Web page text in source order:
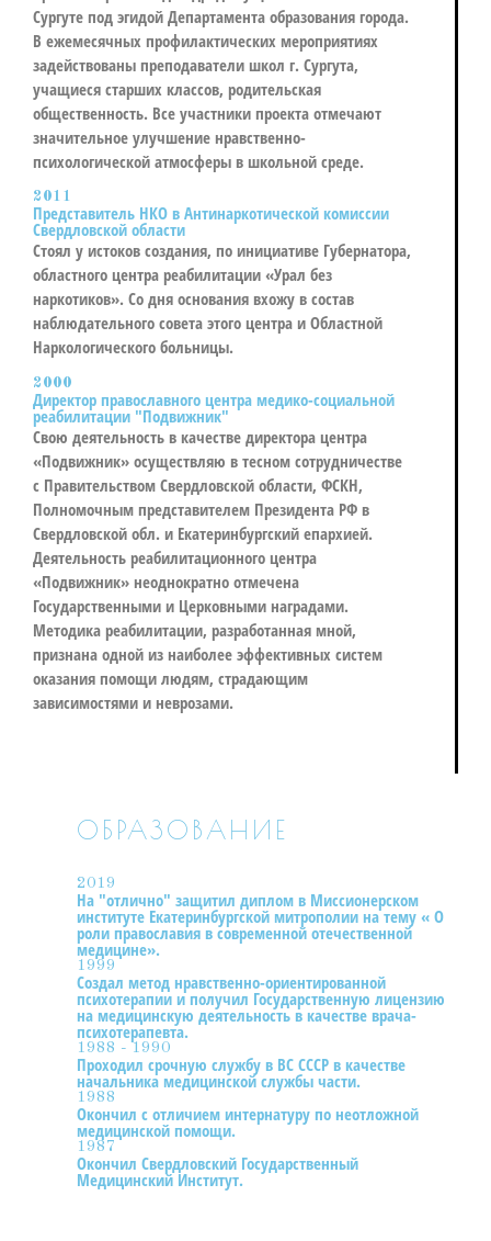
Сургуте под эгидой Департамента образования города.
В ежемесячных профилактических мероприятиях
задействованы преподаватели школ г. Сургута,
учащиеся старших классов, родительская
общественность. Все участники проекта отмечают
значительное улучшение нравственно-
психологической атмосферы в школьной среде.
2011
Представитель НКО в Антинаркотической комиссии
Свердловской области
Стоял у истоков создания, по инициативе Губернатора,
областного центра реабилитации «Урал без
наркотиков». Со дня основания вхожу в состав
наблюдательного совета этого центра и Областной
Наркологического больницы.
2000
Директор православного центра медико-социальной
реабилитации "Подвижник"
Свою деятельность в качестве директора центра
«Подвижник» осуществляю в тесном сотрудничестве
с Правительством Свердловской области, ФСКН,
Полномочным представителем Президента РФ в
Свердловской обл. и Екатеринбургский епархией.
Деятельность реабилитационного центра
«Подвижник» неоднократно отмечена
Государственными и Церковными наградами.
Методика реабилитации, разработанная мной,
признана одной из наиболее эффективных систем
оказания помощи людям, страдающим
зависимостями и неврозами.
ОБРАЗОВАНИЕ
2019
На "отлично" защитил диплом в Миссионерском
институте Екатеринбургской митрополии на тему « О
роли православия в современной отечественной
медицине».​
1999
Создал метод нравственно-ориентированной
психотерапии и получил Государственную лицензию
на медицинскую деятельность в качестве врача-
психотерапевта.
1988 - 1990
Проходил срочную службу в ВС СССР в качестве
начальника медицинской службы части.
1988
Окончил с отличием интернатуру по неотложной
медицинской помощи.
1987
Окончил Свердловский Государственный
Медицинский Институт.